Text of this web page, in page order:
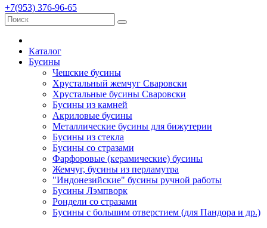
+7(953) 376-96-65
Каталог
Бусины
Чешские бусины
Хрустальный жемчуг Сваровски
Хрустальные бусины Сваровски
Бусины из камней
Акриловые бусины
Металлические бусины для бижутерии
Бусины из стекла
Бусины со стразами
Фарфоровые (керамические) бусины
Жемчуг, бусины из перламутра
"Индонезийские" бусины ручной работы
Бусины Лэмпворк
Рондели со стразами
Бусины с большим отверстием (для Пандора и др.)